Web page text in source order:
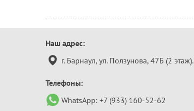
Контактная
информация
Наш адрес:
г. Барнаул, ул. Ползунова, 47Б (2 этаж).
Телефоны:
WhatsApp: +7 (933) 160-52-62